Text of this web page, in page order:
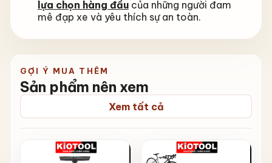
lựa chọn hàng đầucủa những người đam
mê đạp xe và yêu thích sự an toàn.
GỢI Ý MUA THÊM
Sản phẩm nên xem
Xem tất cả